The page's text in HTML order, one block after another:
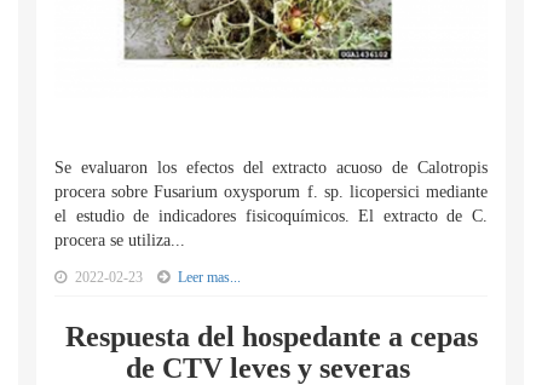
Se evaluaron los efectos del extracto acuoso de Calotropis
procera sobre Fusarium oxysporum f. sp. licopersici mediante
el estudio de indicadores fisicoquímicos. El extracto de C.
procera se utiliza...
2022-02-23 Leer mas...
Respuesta del hospedante a cepas
de CTV leves y severas